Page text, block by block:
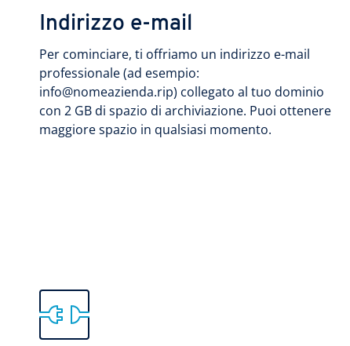
Indirizzo e-mail
Per cominciare, ti offriamo un indirizzo e-mail
professionale (ad esempio:
info@nomeazienda.rip) collegato al tuo dominio
con 2 GB di spazio di archiviazione. Puoi ottenere
maggiore spazio in qualsiasi momento.